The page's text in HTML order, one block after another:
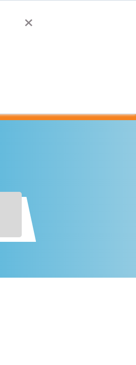
×